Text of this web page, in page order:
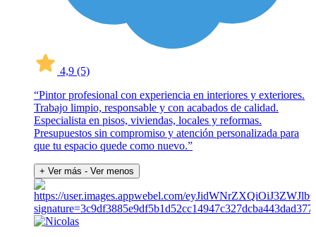
4,9 (5)
“Pintor profesional con experiencia en interiores y exteriores.
Trabajo limpio, responsable y con acabados de calidad.
Especialista en pisos, viviendas, locales y reformas.
Presupuestos sin compromiso y atención personalizada para
que tu espacio quede como nuevo.”
+ Ver más - Ver menos